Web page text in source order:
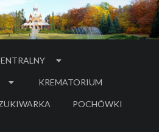
KREMATORIUM
POCHÓWKI
- LINK DO SERWISU